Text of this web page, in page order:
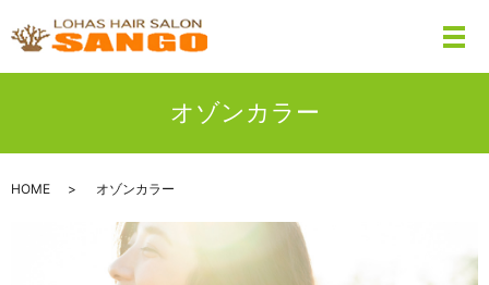
メ
オゾンカラー
HOME オゾンカラー